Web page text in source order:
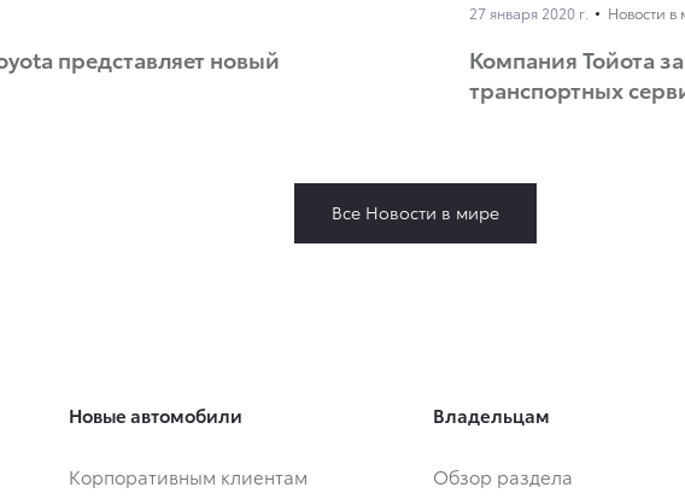
представляет новый
27 января 2020 г. Новости в
Компания Тойота
транспортных
Все Новости в мире
Новые автомобили
Корпоративным клиентам
Владельцам
Обзор раздела